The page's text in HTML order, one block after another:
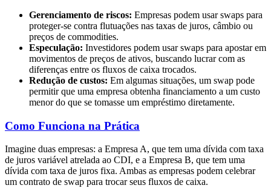
Gerenciamento de riscos: Empresas podem usar swaps para
proteger-se contra flutuações nas taxas de juros, câmbio ou
preços de commodities.
Especulação: Investidores podem usar swaps para apostar em
movimentos de preços de ativos, buscando lucrar com as
diferenças entre os fluxos de caixa trocados.
Redução de custos: Em algumas situações, um swap pode
permitir que uma empresa obtenha financiamento a um custo
menor do que se tomasse um empréstimo diretamente.
Como Funciona na Prática
Imagine duas empresas: a Empresa A, que tem uma dívida com taxa
de juros variável atrelada ao CDI, e a Empresa B, que tem uma
dívida com taxa de juros fixa. Ambas as empresas podem celebrar
um contrato de swap para trocar seus fluxos de caixa.